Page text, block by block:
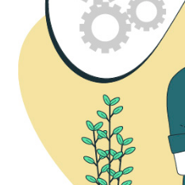
d’eux, des conseils sont
sa réflexion d’orientation.
Ce questionnaire n’a pas
objectif d’ouvrir la
conscience de son
décision importante.
Déterminer son profil de
Une fois ton profil